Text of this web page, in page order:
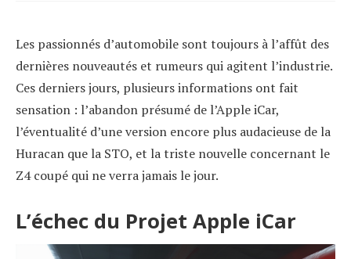
Les passionnés d’automobile sont toujours à l’affût des
dernières nouveautés et rumeurs qui agitent l’industrie.
Ces derniers jours, plusieurs informations ont fait
sensation : l’abandon présumé de l’Apple iCar,
l’éventualité d’une version encore plus audacieuse de la
Huracan que la STO, et la triste nouvelle concernant le
Z4 coupé qui ne verra jamais le jour.
L’échec du Projet Apple iCar